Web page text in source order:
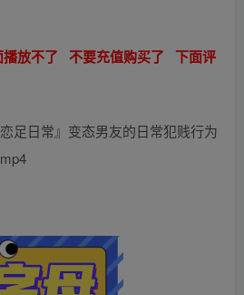
播放不了 不要充值购买了 下面评
足日常』变态男友的日常犯贱行为